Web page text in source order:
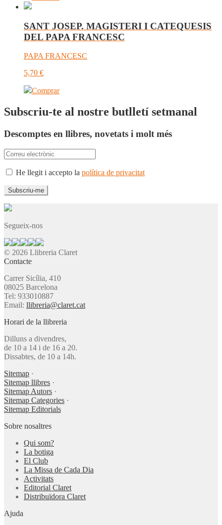
SANT JOSEP. MAGISTERI I CATEQUESIS
DEL PAPA FRANCESC
PAPA FRANCESC
5,70 €
Comprar
Subscriu-te al nostre butlletí setmanal
Descomptes en llibres, novetats i molt més
He llegit i accepto la política de privacitat
Segueix-nos
© 2026 Llibreria Claret
Contacte
Carrer Sicília, 410
08025 Barcelona
Tel: 933010887
Email: llibreria@claret.cat
Horari de la llibreria
Dilluns a divendres,
de 10 a 14 i de 16 a 20.
Dissabtes, de 10 a 14h.
Sitemap ·
Sitemap llibres ·
Sitemap Autors ·
Sitemap Categories ·
Sitemap Editorials
Sobre nosaltres
Qui som?
La botiga
El Club
La Missa de Cada Dia
Activitats
Editorial Claret
Distribuïdora Claret
Ajuda